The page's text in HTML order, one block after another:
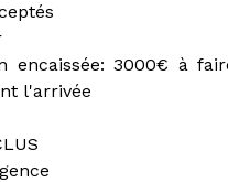
encaissée: 3000€ à
l'arrivée